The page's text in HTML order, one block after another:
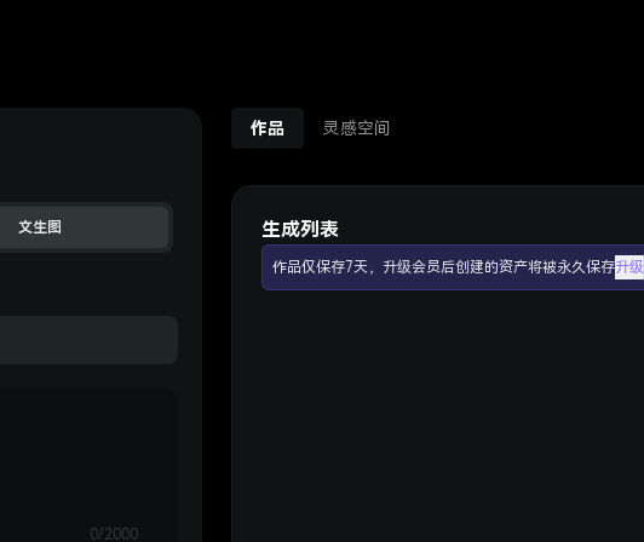
文生图
0/2000
作品 灵感空间
生成列表
作品仅保存7天，升级会员后创建的资产将被永久保存升级